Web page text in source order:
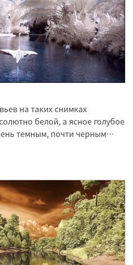
на таких снимках
белой, а ясное голубое
темным, почти черным…